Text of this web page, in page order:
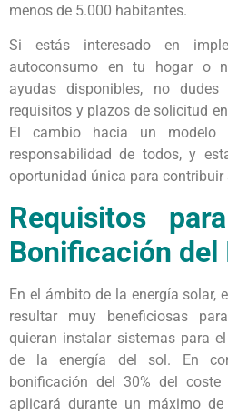
menos de 5.000 habitantes.
Si estás interesado en
autoconsumo en tu hogar o
ayudas disponibles, no
requisitos y plazos de solicitud
El cambio hacia un modelo
responsabilidad de todos, y
oportunidad única para contribuir
Requisitos
Bonificación del
En el ámbito de la energía solar,
resultar muy beneficiosas
quieran instalar sistemas para
de la energía del sol. En
bonificación del 30% del
aplicará durante un máximo